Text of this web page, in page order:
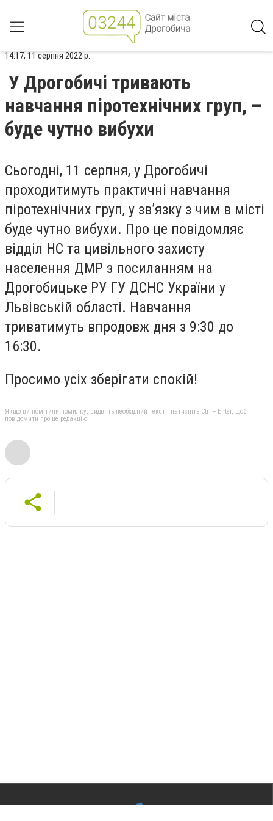
14:17, 11 серпня 2022 р.
У Дрогобичі тривають
навчання піротехнічних груп, –
буде чутно вибухи
Сьогодні, 11 серпня, у Дрогобичі
проходитимуть практичні навчання
піротехнічних груп, у зв’язку з чим в місті
буде чутно вибухи. Про це повідомляє
відділ НС та цивільного захисту
населення ДМР з посиланням на
Дрогобицьке РУ ГУ ДСНС України у
Львівській області. Навчання
триватимуть впродовж дня з 9:30 до
16:30.
Просимо усіх зберігати спокій!
Якщо ви помітили помилку, виділіть необхідний текст і натисніть Ctrl + Enter, щоб
повідомити про це редакцію